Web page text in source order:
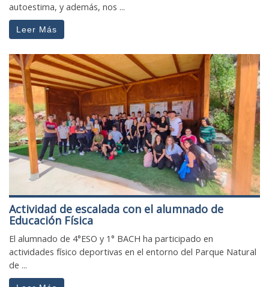
autoestima, y además, nos ...
Leer Más
Actividad de escalada con el alumnado de
Educación Física
El alumnado de 4°ESO y 1° BACH ha participado en
actividades físico deportivas en el entorno del Parque Natural
de ...